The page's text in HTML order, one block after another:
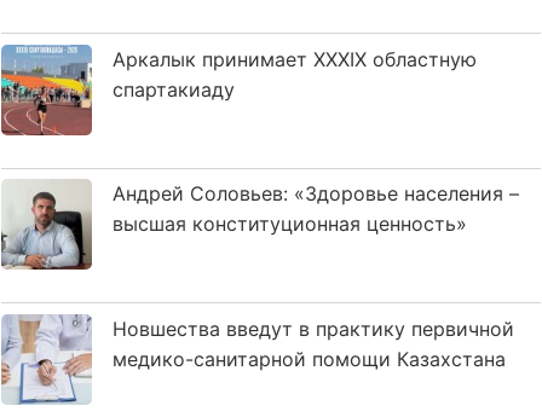
Аркалык принимает XXXIX областную
спартакиаду
Андрей Соловьев: «Здоровье населения –
высшая конституционная ценность»
Новшества введут в практику первичной
медико-санитарной помощи Казахстана